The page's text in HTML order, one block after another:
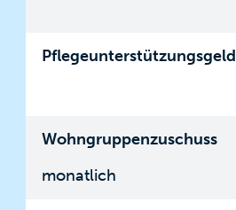
Pflegeunterstützungsgeld
Wohngruppenzuschuss
monatlich